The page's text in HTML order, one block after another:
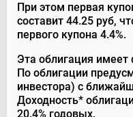
При этом первая
составит 44.25 руб,
первого купона 4.4%.
Эта облигация
По облигации
инвестора) с
Доходность*
20.4% годовых.